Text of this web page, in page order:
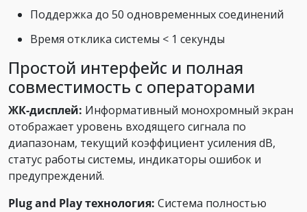
Поддержка до 50 одновременных соединений
Время отклика системы < 1 секунды
Простой интерфейс и полная
совместимость с операторами
ЖК-дисплей: Информативный монохромный экран
отображает уровень входящего сигнала по
диапазонам, текущий коэффициент усиления dB,
статус работы системы, индикаторы ошибок и
предупреждений.
Plug and Play технология: Система полностью